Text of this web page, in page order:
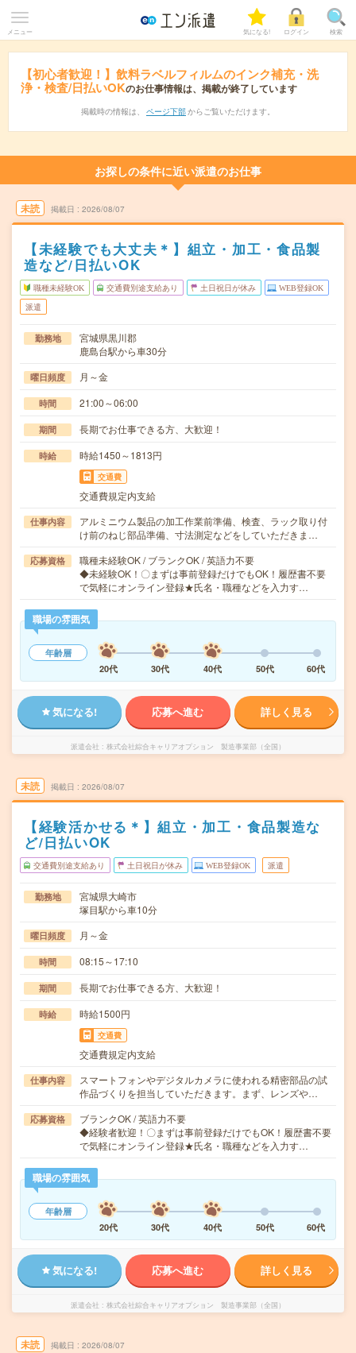
メニュー 気になる! ログイン 検索
【初心者歓迎！】飲料ラベルフィルムのインク補充・洗
浄・検査/日払いOKのお仕事情報は、掲載が終了しています
掲載時の情報は、 ページ下部 からご覧いただけます。
お探しの条件に近い派遣のお仕事
未読 掲載日 2026/08/07
【未経験でも大丈夫＊】組立・加工・食品製
造など/日払いOK
職種未経験OK 交通費別途支給あり 土日祝日が休み WEB登録OK
派遣
勤務地
宮城県黒川郡
鹿島台駅から車30分
曜日頻度 月～金
時間 21:00～06:00
期間 長期でお仕事できる方、大歓迎！
時給 時給1450～1813円
交通費
交通費規定内支給
仕事内容
アルミニウム製品の加工作業前準備、検査、ラック取り付
け前のねじ部品準備、寸法測定などをしていただきま…
応募資格
職種未経験OK / ブランクOK / 英語力不要
◆未経験OK！〇まずは事前登録だけでもOK！履歴書不要
で気軽にオンライン登録★氏名・職種などを入力す…
職場の雰囲気
年齢層
20代
30代 40代 50代 60代
気になる! 応募へ進む 詳しく見る
派遣会社 株式会社綜合キャリアオプション 製造事業部（全国）
未読 掲載日 2026/08/07
【経験活かせる＊】組立・加工・食品製造な
ど/日払いOK
交通費別途支給あり 土日祝日が休み WEB登録OK 派遣
勤務地
宮城県大崎市
塚目駅から車10分
曜日頻度 月～金
時間 08:15～17:10
期間 長期でお仕事できる方、大歓迎！
時給 時給1500円
交通費
交通費規定内支給
仕事内容
スマートフォンやデジタルカメラに使われる精密部品の試
作品づくりを担当していただきます。まず、レンズや…
応募資格
ブランクOK / 英語力不要
◆経験者歓迎！〇まずは事前登録だけでもOK！履歴書不要
で気軽にオンライン登録★氏名・職種などを入力す…
職場の雰囲気
年齢層
20代
30代 40代 50代 60代
気になる! 応募へ進む 詳しく見る
派遣会社 株式会社綜合キャリアオプション 製造事業部（全国）
未読 掲載日 2026/08/07